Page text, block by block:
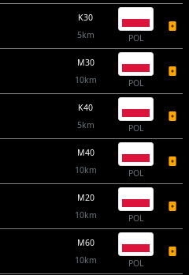
K30
5km
POL
M30
10km
POL
K40
5km
POL
M40
10km
POL
M20
10km
POL
M60
10km
POL